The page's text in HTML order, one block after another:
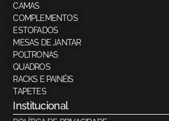
CAMAS
COMPLEMENTOS
ESTOFADOS
MESAS DE JANTAR
POLTRONAS
QUADROS
RACKS E PAINÉIS
TAPETES
Institucional